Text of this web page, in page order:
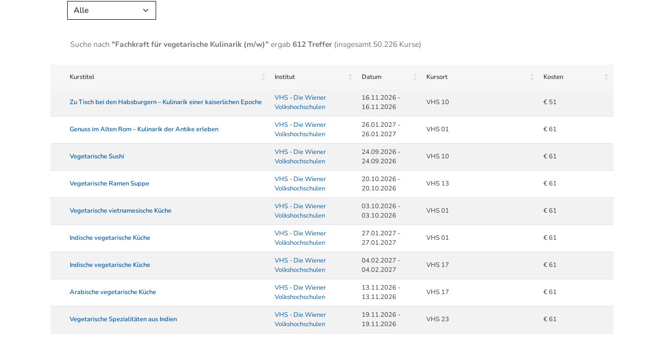
Alle
Suche nach "Fachkraft für vegetarische Kulinarik (m/w)" ergab612 Treffer (insgesamt 50.226 Kurse)
Kurstitel Institut Datum Kursort Kosten
Zu Tisch bei den Habsburgern – Kulinarik einer kaiserlichen Epoche
VHS - Die Wiener
Volkshochschulen
16.11.2026 -
16.11.2026
VHS 10 € 51
Genuss im Alten Rom – Kulinarik der Antike erleben
VHS - Die Wiener
Volkshochschulen
26.01.2027 -
26.01.2027
VHS 01 € 61
Vegetarische Sushi
VHS - Die Wiener
Volkshochschulen
24.09.2026 -
24.09.2026
VHS 10 € 61
Vegetarische Ramen Suppe
VHS - Die Wiener
Volkshochschulen
20.10.2026 -
20.10.2026
VHS 13 € 61
Vegetarische vietnamesische Küche
VHS - Die Wiener
Volkshochschulen
03.10.2026 -
03.10.2026
VHS 01 € 61
Indische vegetarische Küche
VHS - Die Wiener
Volkshochschulen
27.01.2027 -
27.01.2027
VHS 01 € 61
Indische vegetarische Küche
VHS - Die Wiener
Volkshochschulen
04.02.2027 -
04.02.2027
VHS 17 € 61
Arabische vegetarische Küche
VHS - Die Wiener
Volkshochschulen
13.11.2026 -
13.11.2026
VHS 17 € 61
Vegetarische Spezialitäten aus Indien
VHS - Die Wiener
Volkshochschulen
19.11.2026 -
19.11.2026
VHS 23 € 61